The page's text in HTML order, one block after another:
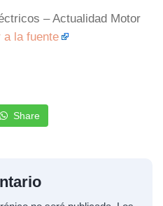
– Actualidad Motor
a la fuente
Share